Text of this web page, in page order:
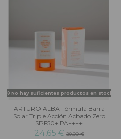
No hay suficientes productos en stock
ARTURO ALBA Fórmula Barra
Solar Triple Acción Acbado Zero
SPF50+ PA++++
24,65 €29,00 €